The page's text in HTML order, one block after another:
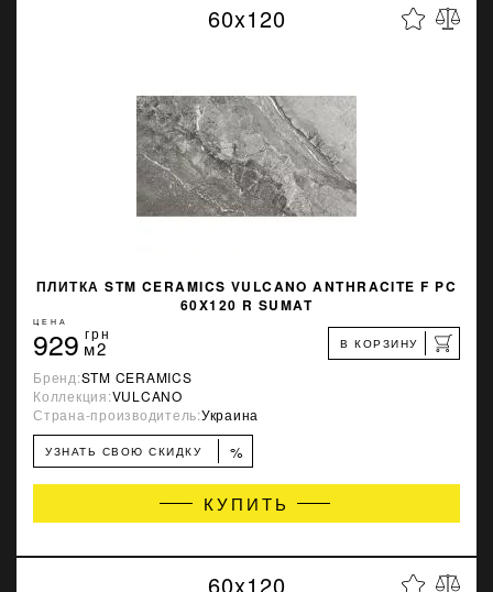
60x120
ПЛИТКА STM CERAMICS VULCANO ANTHRACITE F PC
60X120 R SUMAT
ЦЕНА
929 грн
м2 В КОРЗИНУ
Бренд:STM CERAMICS
Коллекция:VULCANO
Страна-производитель:Украина
УЗНАТЬ СВОЮ СКИДКУ %
КУПИТЬ
60x120